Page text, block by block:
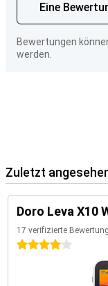
Eine
Bewertungen
werden.
Zuletzt
Doro Leva X10
17 verifizierte
4 Sterne